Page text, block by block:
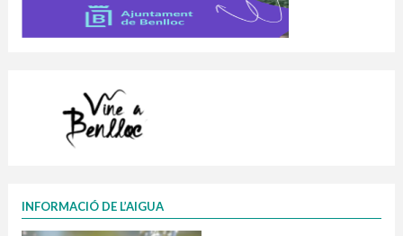
INFORMACIÓ DE L’AIGUA